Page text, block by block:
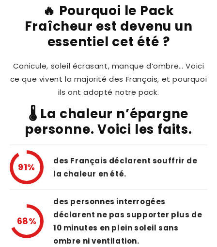
🔥 Pourquoi le Pack
Fraîcheur est devenu un
essentiel cet été ?
Canicule, soleil écrasant, manque d’ombre… Voici
ce que vivent la majorité des Français, et pourquoi
ils ont adopté notre pack.
🌡️ La chaleur n’épargne
personne. Voici les faits.
91%
des Français déclarent souffrir de
la chaleur en été.
68%
des personnes interrogées
déclarent ne pas supporter plus de
10 minutes en plein soleil sans
ombre ni ventilation.